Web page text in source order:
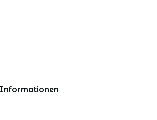
Informationen